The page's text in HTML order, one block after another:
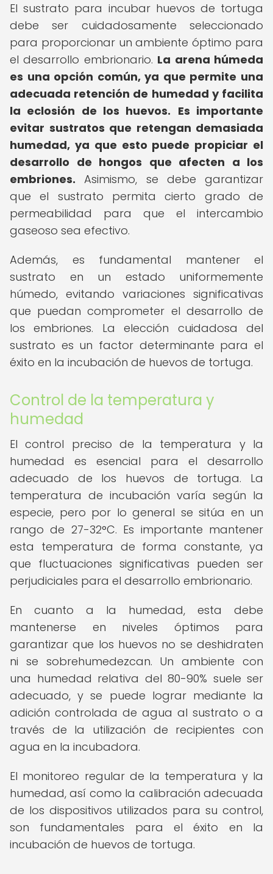
El sustrato para incubar huevos de tortuga
debe ser cuidadosamente seleccionado
para proporcionar un ambiente óptimo para
el desarrollo embrionario. La arena húmeda
es una opción común, ya que permite una
adecuada retención de humedad y facilita
la eclosión de los huevos. Es importante
evitar sustratos que retengan demasiada
humedad, ya que esto puede propiciar el
desarrollo de hongos que afecten a los
embriones. Asimismo, se debe garantizar
que el sustrato permita cierto grado de
permeabilidad para que el intercambio
gaseoso sea efectivo.
Además, es fundamental mantener el
sustrato en un estado uniformemente
húmedo, evitando variaciones significativas
que puedan comprometer el desarrollo de
los embriones. La elección cuidadosa del
sustrato es un factor determinante para el
éxito en la incubación de huevos de tortuga.
Control de la temperatura y
humedad
El control preciso de la temperatura y la
humedad es esencial para el desarrollo
adecuado de los huevos de tortuga. La
temperatura de incubación varía según la
especie, pero por lo general se sitúa en un
rango de 27-32°C. Es importante mantener
esta temperatura de forma constante, ya
que fluctuaciones significativas pueden ser
perjudiciales para el desarrollo embrionario.
En cuanto a la humedad, esta debe
mantenerse en niveles óptimos para
garantizar que los huevos no se deshidraten
ni se sobrehumedezcan. Un ambiente con
una humedad relativa del 80-90% suele ser
adecuado, y se puede lograr mediante la
adición controlada de agua al sustrato o a
través de la utilización de recipientes con
agua en la incubadora.
El monitoreo regular de la temperatura y la
humedad, así como la calibración adecuada
de los dispositivos utilizados para su control,
son fundamentales para el éxito en la
incubación de huevos de tortuga.